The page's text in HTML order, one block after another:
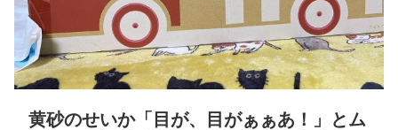
黄砂のせいか「目が、目がぁぁあ！」とム